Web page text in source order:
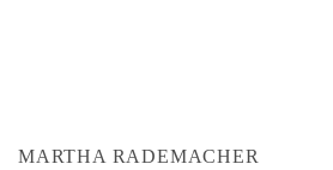
MARTHA RADEMACHER